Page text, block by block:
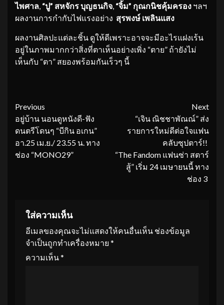
ไพศาล “ปู” สหจักรบุญธนกิจ “จิ้ม” กุณกนิชคุ้มครอง ฯลฯ
ผลงานการกำกับไฟแรงอย่าง สุรพงษ์ เพลินแสง
ผลงานศิลปะแต่ละชิ้น ดูให้ดีเพราะอาจจะมีอะไรแฝงเร้น
อยู่ในภาพมากกว่าสิ่งที่ตาเห็นอย่างเพิ่ง “ตาย” ถ้ายังไม่
เห็นกับ “ตา” สยองพร้อมกันเร็วๆ นี้
Continue
Reading
Previous
อยู่บ้าน นอนดูหนังดี-ฟัง
ดนตรีโดนๆ “บีกิน อเกน”
อา.25 เม.ย./ 23.55 น. ทาง
ช่อง “MONO29”
Next
“เจิน ณิชชาพัณณ์” ส่ง
รายการใหม่ดีต่อใจแฟน
คลับซุปตาร์!!
“The Fandom แฟนซ่า สตาร์
สู้” เริ่ม 24 เมษายนนี้ ทาง
ช่อง 3
ใส่ความเห็น
อีเมลของคุณจะไม่แสดงให้คนอื่นเห็น ช่องข้อมูล
จำเป็นถูกทำเครื่องหมาย *
ความเห็น*